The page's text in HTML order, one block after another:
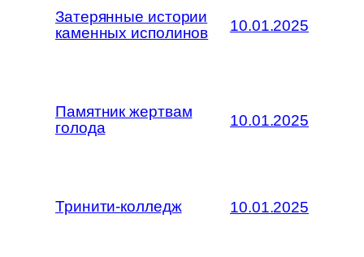
Затерянные истории
каменных исполинов
10.01.2025
Памятник жертвам
голода
10.01.2025
Тринити-колледж 10.01.2025